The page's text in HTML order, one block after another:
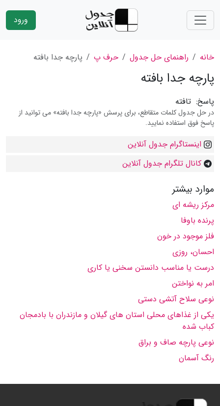
ورود
خانه راهنمای حل جدول حرف پ پارچه جدا بافته
پارچه جدا بافته
پاسخ: تافته
در حل جدول کلمات متقاطع، برای پرسش «پارچه جدا بافته» می توانید از
پاسخ فوق استفاده نمایید.
اینستاگرام جدول آنلاین
کانال تلگرام جدول آنلاین
موارد بیشتر
مركز ریشه ای
پرنده باوفا
فلز موجود در خون
احسان، روزی
درست یا مناسب دانستن سخنی یا كاری
امر به نواختن
نوعی سلاح آتشی دستی
یكی از غذاهای محلی استان های گیلان و مازندران با بادمجان
كباب شده
نوعی پارچه صاف و براق
رنگ آسمان